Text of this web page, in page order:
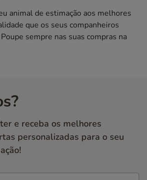
animal de estimação aos melhores
que os seus companheiros
sempre nas suas compras na
e receba os melhores
personalizadas para o seu